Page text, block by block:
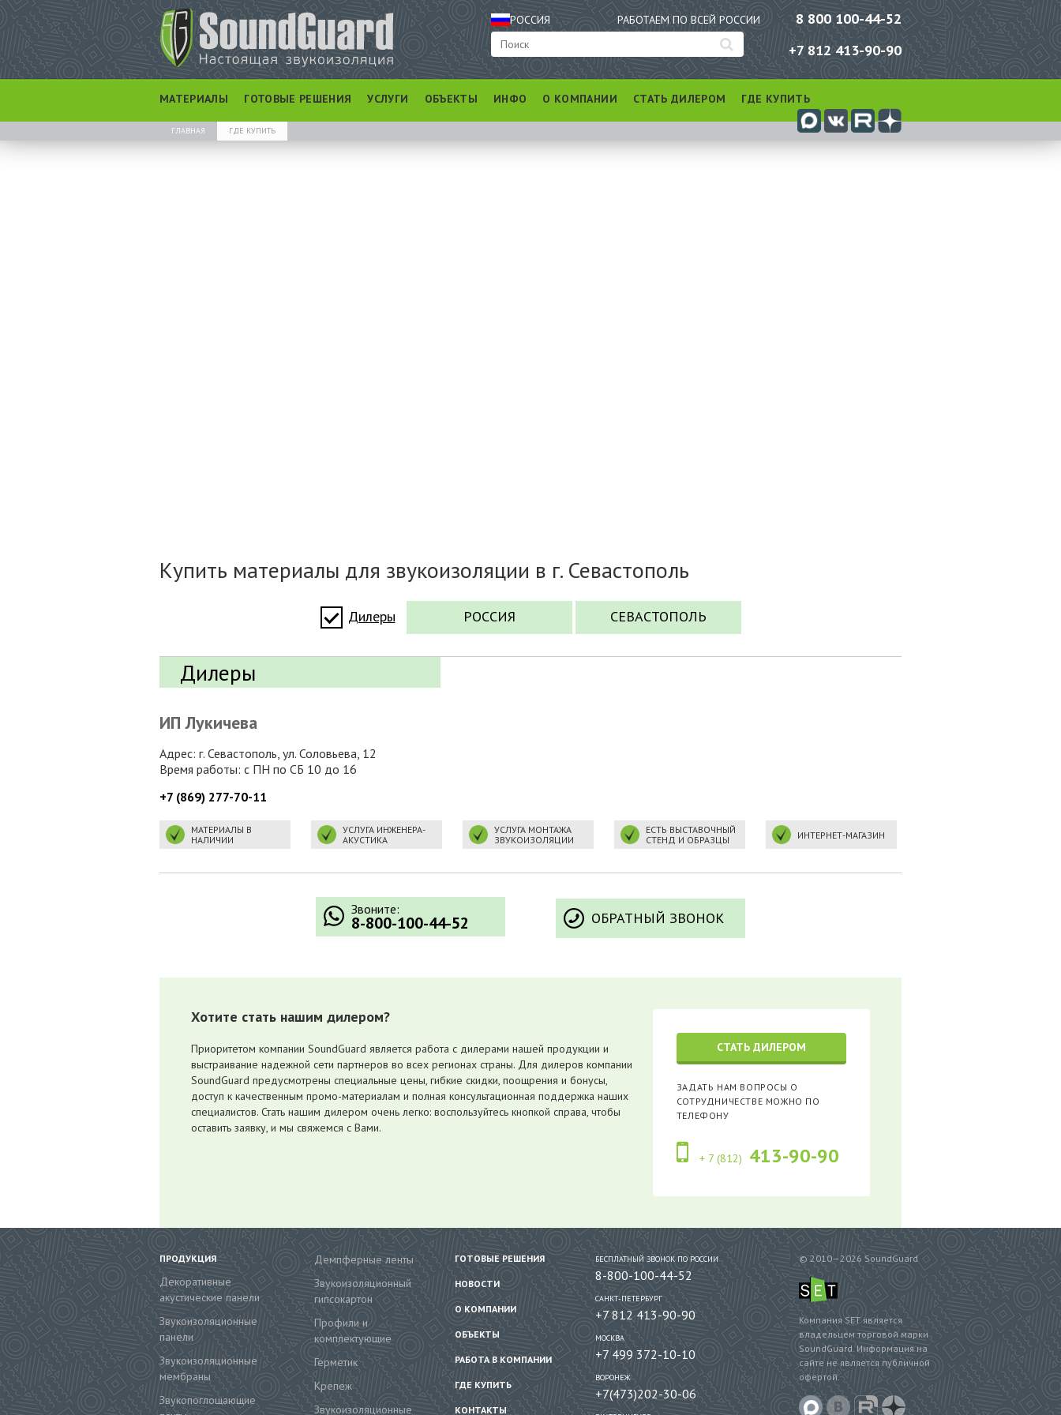
РОССИЯ РАБОТАЕМ ПО ВСЕЙ РОССИИ
8 800 100-44-52
+7 812 413-90-90
МАТЕРИАЛЫ ГОТОВЫЕ РЕШЕНИЯ УСЛУГИ ОБЪЕКТЫ ИНФО О КОМПАНИИ СТАТЬ ДИЛЕРОМ ГДЕ КУПИТЬ
ГЛАВНАЯ ГДЕ КУПИТЬ
Купить материалы для звукоизоляции в г. Севастополь
Дилеры РОССИЯ СЕВАСТОПОЛЬ
Дилеры
ИП Лукичева
Адрес: г. Севастополь, ул. Соловьева, 12
Время работы: с ПН по СБ 10 до 16
+7 (869) 277-70-11
МАТЕРИАЛЫ В
НАЛИЧИИ
УСЛУГА ИНЖЕНЕРА-
АКУСТИКА
УСЛУГА МОНТАЖА
ЗВУКОИЗОЛЯЦИИ
ЕСТЬ ВЫСТАВОЧНЫЙ
СТЕНД И ОБРАЗЦЫ
ИНТЕРНЕТ-МАГАЗИН
Звоните:
8-800-100-44-52 ОБРАТНЫЙ ЗВОНОК
Хотите стать нашим дилером?
Приоритетом компании SoundGuard является работа с дилерами нашей продукции и
выстраивание надежной сети партнеров во всех регионах страны. Для дилеров компании
SoundGuard предусмотрены специальные цены, гибкие скидки, поощрения и бонусы,
доступ к качественным промо-материалам и полная консультационная поддержка наших
специалистов. Стать нашим дилером очень легко: воспользуйтесь кнопкой справа, чтобы
оставить заявку, и мы свяжемся с Вами.
СТАТЬ ДИЛЕРОМ
ЗАДАТЬ НАМ ВОПРОСЫ О
СОТРУДНИЧЕСТВЕ МОЖНО ПО
ТЕЛЕФОНУ
+ 7 (812) 413-90-90
ПРОДУКЦИЯ
Декоративные
акустические панели
Звукоизоляционные
панели
Звукоизоляционные
мембраны
Звукопоглощающие
Демпферные ленты
Звукоизоляционный
гипсокартон
Профили и
комплектующие
Герметик
Крепеж
Звукоизоляционные
ГОТОВЫЕ РЕШЕНИЯ
НОВОСТИ
О КОМПАНИИ
ОБЪЕКТЫ
РАБОТА В КОМПАНИИ
ГДЕ КУПИТЬ
КОНТАКТЫ
БЕСПЛАТНЫЙ ЗВОНОК ПО РОССИИ
8-800-100-44-52
САНКТ-ПЕТЕРБУРГ
+7 812 413-90-90
МОСКВА
+7 499 372-10-10
ВОРОНЕЖ
+7(473)202-30-06
© 2010—2026 SoundGuard
Компания SET является
владельцем торговой марки
SoundGuard. Информация на
сайте не является публичной
офертой.